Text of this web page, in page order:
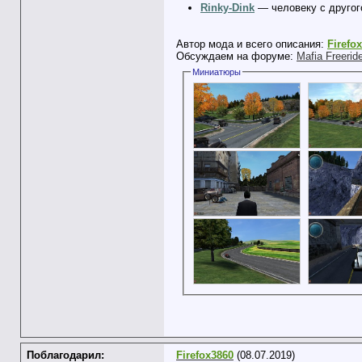
Rinky-Dink — человеку с
Автор мода и всего описания:
Обсуждаем на форуме: Mafia
Миниатюры
Поблагодарил: Firefox3860 (08.07.2019)